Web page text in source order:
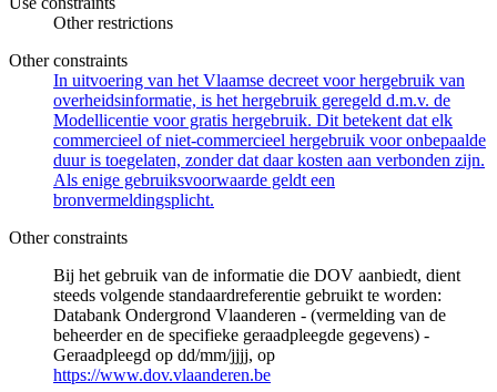
Other restrictions
Other constraints
In uitvoering van het Vlaamse decreet voor hergebruik van
overheidsinformatie, is het hergebruik geregeld d.m.v. de
Modellicentie voor gratis hergebruik. Dit betekent dat elk
commercieel of niet-commercieel hergebruik voor onbepaalde
duur is toegelaten, zonder dat daar kosten aan verbonden zijn.
Als enige gebruiksvoorwaarde geldt een
bronvermeldingsplicht.
Other constraints
Bij het gebruik van de informatie die DOV aanbiedt, dient
steeds volgende standaardreferentie gebruikt te worden:
Databank Ondergrond Vlaanderen - (vermelding van de
beheerder en de specifieke geraadpleegde gegevens) -
Geraadpleegd op dd/mm/jjjj, op
https://www.dov.vlaanderen.be